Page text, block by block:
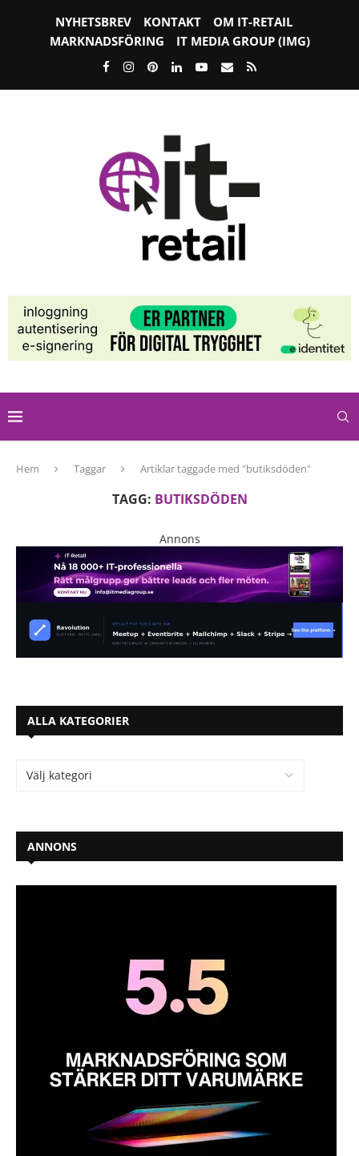
NYHETSBREV KONTAKT
OM IT-RETAIL
MARKNADSFÖRING
IT MEDIA GROUP (IMG)
Hem Taggar Artiklar taggade med "butiksdöden"
TAGG: BUTIKSDÖDEN
Annons
ALLA KATEGORIER
ANNONS